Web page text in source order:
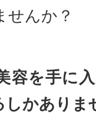
せんか？
容を手に
しかありま